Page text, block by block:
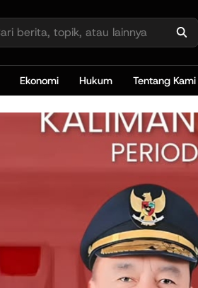
Ekonomi Hukum Tentang Kami